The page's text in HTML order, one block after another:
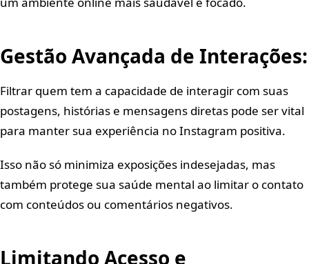
Gestão Avançada de Interações:
Filtrar quem tem a capacidade de interagir com suas
postagens, histórias e mensagens diretas pode ser vital
para manter sua experiência no Instagram positiva.
Isso não só minimiza exposições indesejadas, mas
também protege sua saúde mental ao limitar o contato
com conteúdos ou comentários negativos.
Limitando Acesso e